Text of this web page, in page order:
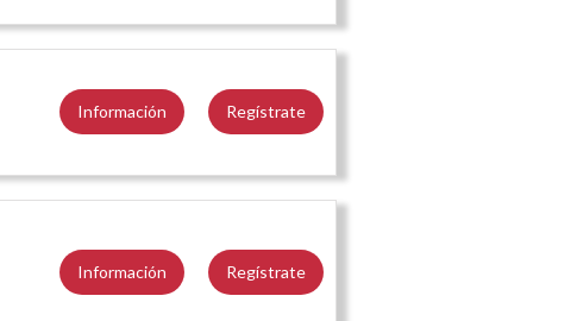
Información Regístrate
Información Regístrate